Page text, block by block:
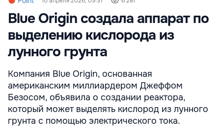
Blue Origin создала аппарат по
выделению кислорода из
лунного грунта
Компания Blue Origin, основанная
американским миллиардером Джеффом
Безосом, объявила о создании реактора,
который может выделять кислород из лунного
грунта с помощью электрического тока.